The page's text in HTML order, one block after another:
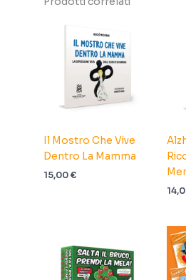
Il Mostro Che Vive
Dentro La Mamma
15,00€